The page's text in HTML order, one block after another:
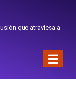
que atraviesa a